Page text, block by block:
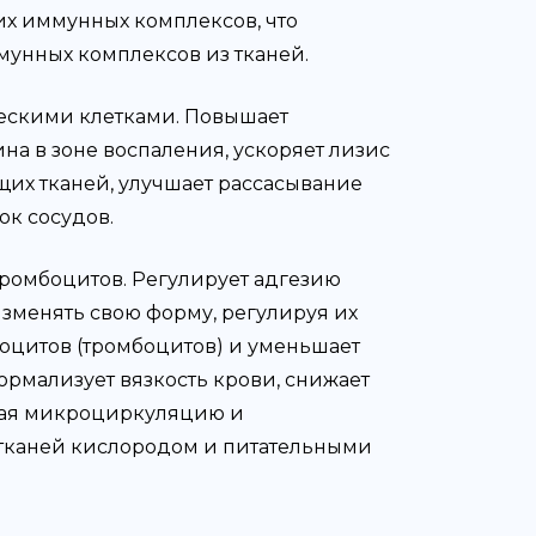
иммунных комплексов, что
комплексов из тканей.
клетками. Повышает
в зоне воспаления, ускоряет лизис
тканей, улучшает рассасывание
сосудов.
Регулирует адгезию
свою форму, регулируя их
(тромбоцитов) и уменьшает
вязкость крови, снижает
микроциркуляцию и
кислородом и питательными